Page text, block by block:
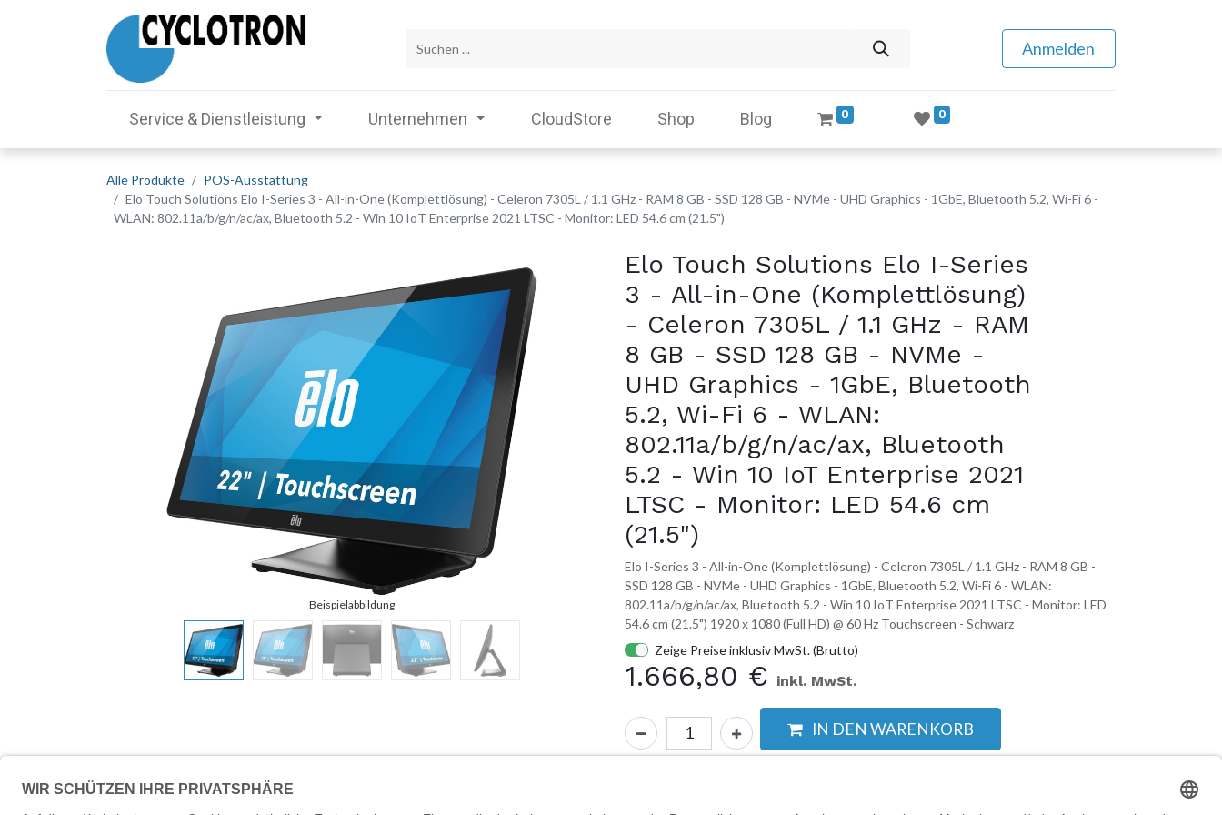
Anmelden
Service & Dienstleistung Unternehmen CloudStore Shop Blog 0 0
Alle Produkte
POS-Ausstattung
Elo Touch Solutions Elo I-Series 3 - All-in-One (Komplettlösung) - Celeron 7305L / 1.1 GHz - RAM 8 GB - SSD 128 GB - NVMe - UHD Graphics - 1GbE, Bluetooth 5.2, Wi-Fi 6 -
WLAN: 802.11a/b/g/n/ac/ax, Bluetooth 5.2 - Win 10 IoT Enterprise 2021 LTSC - Monitor: LED 54.6 cm (21.5")
Elo Touch Solutions Elo I-Series
3 - All-in-One (Komplettlösung)
- Celeron 7305L / 1.1 GHz - RAM
8 GB - SSD 128 GB - NVMe -
UHD Graphics - 1GbE, Bluetooth
5.2, Wi-Fi 6 - WLAN:
802.11a/b/g/n/ac/ax, Bluetooth
5.2 - Win 10 IoT Enterprise 2021
LTSC - Monitor: LED 54.6 cm
(21.5")
Elo I-Series 3 - All-in-One (Komplettlösung) - Celeron 7305L / 1.1 GHz - RAM 8 GB -
SSD 128 GB - NVMe - UHD Graphics - 1GbE, Bluetooth 5.2, Wi-Fi 6 - WLAN:
802.11a/b/g/n/ac/ax, Bluetooth 5.2 - Win 10 IoT Enterprise 2021 LTSC - Monitor: LED
54.6 cm (21.5") 1920 x 1080 (Full HD) @ 60 Hz Touchscreen - Schwarz
Zeige Preise inklusiv MwSt. (Brutto)
1.666,80 € inkl. MwSt.
IN DEN WARENKORB